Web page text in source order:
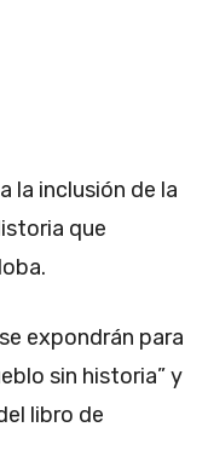
la inclusión de la
que
expondrán para
sin historia” y
libro de